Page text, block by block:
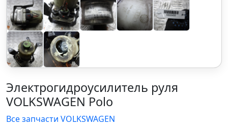
Электрогидроусилитель руля
VOLKSWAGEN Polo
Все запчасти VOLKSWAGEN